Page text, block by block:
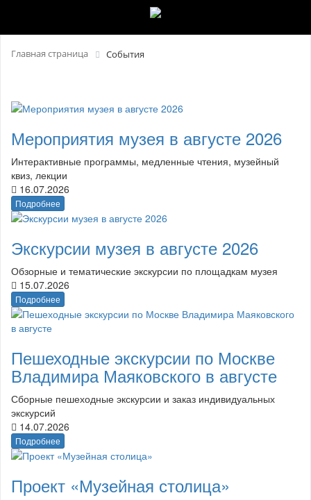
Главная страница События
Мероприятия музея в августе 2026
Интерактивные программы, медленные чтения, музейный
квиз, лекции
16.07.2026
Подробнее
Экскурсии музея в августе 2026
Обзорные и тематические экскурсии по площадкам музея
15.07.2026
Подробнее
Пешеходные экскурсии по Москве
Владимира Маяковского в августе
Сборные пешеходные экскурсии и заказ индивидуальных
экскурсий
14.07.2026
Подробнее
Проект «Музейная столица»